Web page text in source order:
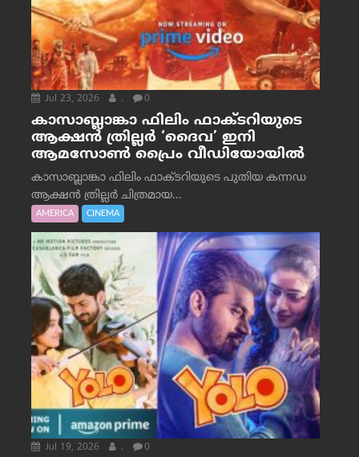
Jul 23, 2026 . 0
കാസാബ്ലാങ്കാ ഫിലിം ഫാക്ടറിയുടെ
ആക്ഷൻ ത്രില്ലർ ‘ദൈവ’ ഇനി
ആമസോൺ പ്രൈം വീഡിയോയിൽ
കാസാബ്ലാങ്കാ ഫിലിം ഫാക്ടറിയുടെ പുതിയ കന്നഡ
ആക്ഷൻ ത്രില്ലർ ചിത്രമായ...
AMERICA CINEMA
Jul 19, 2026 . 0